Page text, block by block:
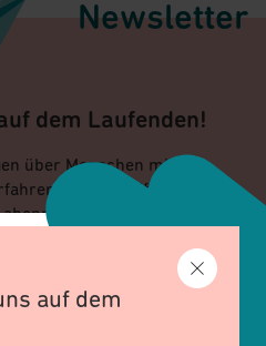
Newsletter
dem Laufenden!
über Menschen mit
wie die Stiftung Denk
Sie unseren
mit Behinderungen
neue Inklusionsprojekte in
auf dem